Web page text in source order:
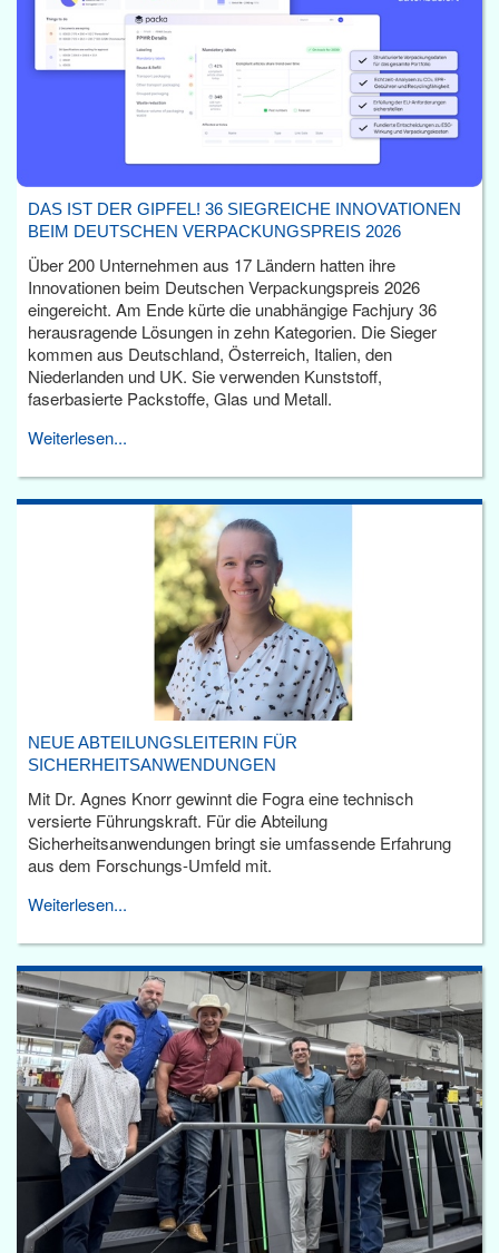
DAS IST DER GIPFEL! 36 SIEGREICHE INNOVATIONEN
BEIM DEUTSCHEN VERPACKUNGSPREIS 2026
Über 200 Unternehmen aus 17 Ländern hatten ihre
Innovationen beim Deutschen Verpackungspreis 2026
eingereicht. Am Ende kürte die unabhängige Fachjury 36
herausragende Lösungen in zehn Kategorien. Die Sieger
kommen aus Deutschland, Österreich, Italien, den
Niederlanden und UK. Sie verwenden Kunststoff,
faserbasierte Packstoffe, Glas und Metall.
Weiterlesen...
NEUE ABTEILUNGSLEITERIN FÜR
SICHERHEITSANWENDUNGEN
Mit Dr. Agnes Knorr gewinnt die Fogra eine technisch
versierte Führungskraft. Für die Abteilung
Sicherheitsanwendungen bringt sie umfassende Erfahrung
aus dem Forschungs-Umfeld mit.
Weiterlesen...